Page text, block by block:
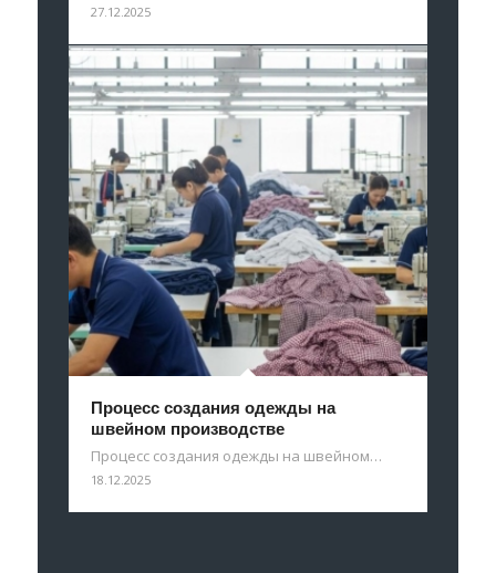
27.12.2025
Процесс создания одежды на
швейном производстве
Процесс создания одежды на швейном…
18.12.2025